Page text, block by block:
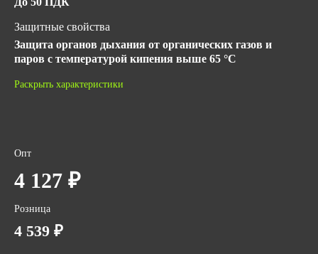
Защитные свойства
Защита органов дыхания от органических газов и
паров с температурой кипения выше 65 °C
Материал
Количество в упаковке
8
Вес за ед,кг
0.878
Раскрыть характеристики
Опт
4 127 ₽
Розница
4 539 ₽